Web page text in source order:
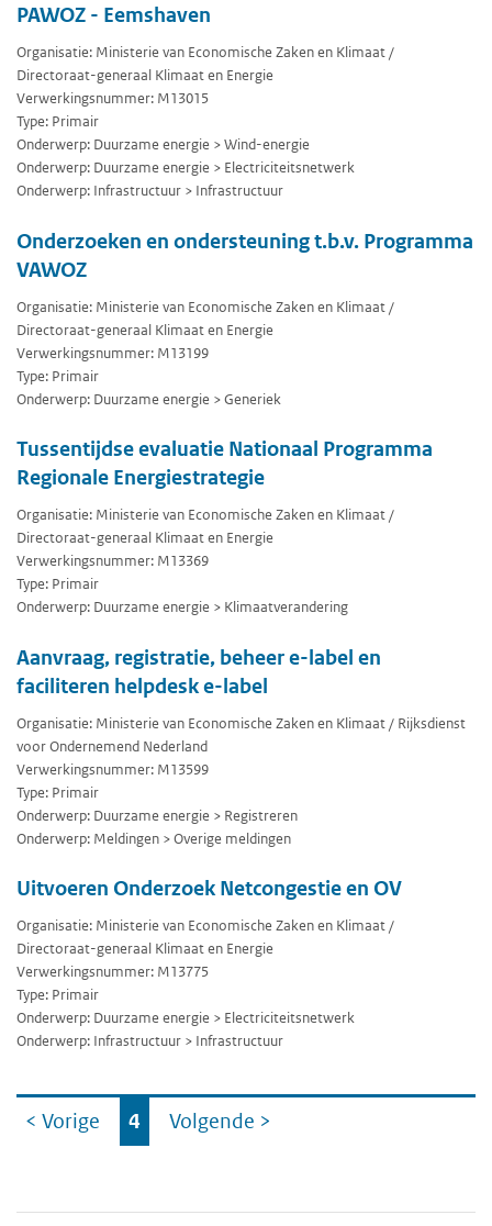
PAWOZ - Eemshaven
Organisatie: Ministerie van Economische Zaken en Klimaat /
Directoraat-generaal Klimaat en Energie
Verwerkingsnummer: M13015
Type: Primair
Onderwerp: Duurzame energie > Wind-energie
Onderwerp: Duurzame energie > Electriciteitsnetwerk
Onderwerp: Infrastructuur > Infrastructuur
Onderzoeken en ondersteuning t.b.v. Programma
VAWOZ
Organisatie: Ministerie van Economische Zaken en Klimaat /
Directoraat-generaal Klimaat en Energie
Verwerkingsnummer: M13199
Type: Primair
Onderwerp: Duurzame energie > Generiek
Tussentijdse evaluatie Nationaal Programma
Regionale Energiestrategie
Organisatie: Ministerie van Economische Zaken en Klimaat /
Directoraat-generaal Klimaat en Energie
Verwerkingsnummer: M13369
Type: Primair
Onderwerp: Duurzame energie > Klimaatverandering
Aanvraag, registratie, beheer e-label en
faciliteren helpdesk e-label
Organisatie: Ministerie van Economische Zaken en Klimaat / Rijksdienst
voor Ondernemend Nederland
Verwerkingsnummer: M13599
Type: Primair
Onderwerp: Duurzame energie > Registreren
Onderwerp: Meldingen > Overige meldingen
Uitvoeren Onderzoek Netcongestie en OV
Organisatie: Ministerie van Economische Zaken en Klimaat /
Directoraat-generaal Klimaat en Energie
Verwerkingsnummer: M13775
Type: Primair
Onderwerp: Duurzame energie > Electriciteitsnetwerk
Onderwerp: Infrastructuur > Infrastructuur
Ga
naar
< Vorige 4 Volgende >